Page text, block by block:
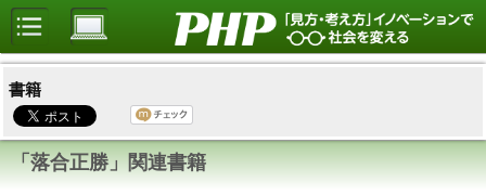
書籍
「落合正勝」関連書籍